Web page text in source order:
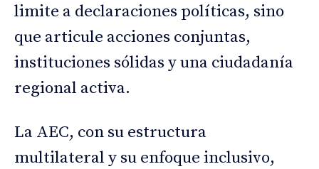
limite a declaraciones políticas, sino
que articule acciones conjuntas,
instituciones sólidas y una ciudadanía
regional activa.
La AEC, con su estructura
multilateral y su enfoque inclusivo,